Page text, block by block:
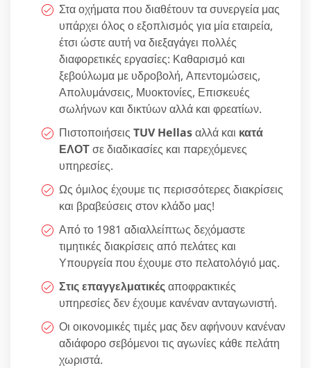
Στα οχήματα που διαθέτουν τα συνεργεία μας
υπάρχει όλος ο εξοπλισμός για μία εταιρεία,
έτσι ώστε αυτή να διεξαγάγει πολλές
διαφορετικές εργασίες: Καθαρισμό και
ξεβούλωμα με υδροβολή, Απεντομώσεις,
Απολυμάνσεις, Μυοκτονίες, Επισκευές
σωλήνων και δικτύων αλλά και φρεατίων.
Πιστοποιήσεις TUV Hellasαλλά και κατά
ΕΛΟΤσε διαδικασίες και παρεχόμενες
υπηρεσίες.
Ως όμιλος έχουμε τις περισσότερες διακρίσεις
και βραβεύσεις στον κλάδο μας!
Από το 1981 αδιαλλείπτως δεχόμαστε
τιμητικές διακρίσεις από πελάτες και
Υπουργεία που έχουμε στο πελατολόγιό μας.
Στις επαγγελματικέςαποφρακτικές
υπηρεσίες δεν έχουμε κανέναν ανταγωνιστή.
Οι οικονομικές τιμές μας δεν αφήνουν κανέναν
αδιάφορο σεβόμενοι τις αγωνίες κάθε πελάτη
χωριστά.